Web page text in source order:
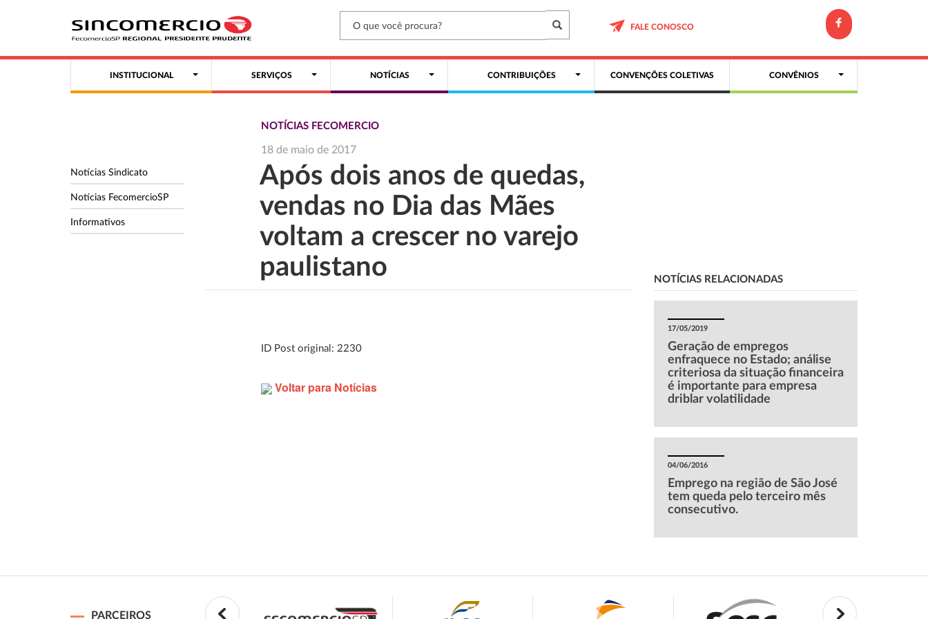
FALE CONOSCO
INSTITUCIONAL SERVIÇOS NOTÍCIAS CONTRIBUIÇÕES CONVENÇÕES COLETIVAS CONVÊNIOS
Notícias Sindicato
Notícias FecomercioSP
Informativos
NOTÍCIAS FECOMERCIO
18 de maio de 2017
Após dois anos de quedas,
vendas no Dia das Mães
voltam a crescer no varejo
paulistano
ID Post original: 2230
Voltar para Notícias
NOTÍCIAS RELACIONADAS
17/05/2019
Geração de empregos
enfraquece no Estado; análise
criteriosa da situação financeira
é importante para empresa
driblar volatilidade
04/06/2016
Emprego na região de São José
tem queda pelo terceiro mês
consecutivo.
PARCEIROS